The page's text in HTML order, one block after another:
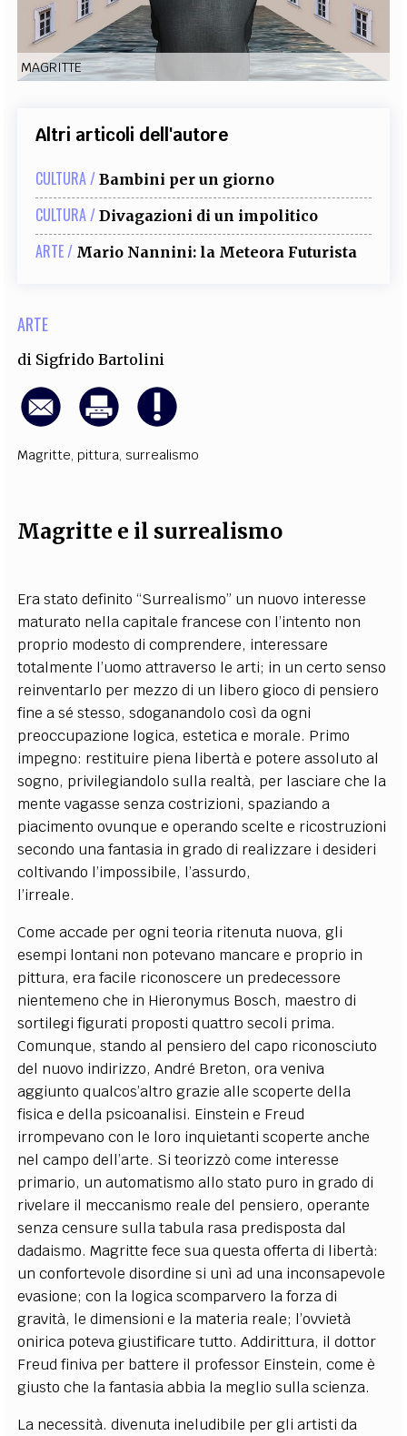
EXTRA
CODICI RUBRICHE LIBRI PROCEEDINGS PUBBLICITÀ CONTATTI
MAGRITTE
Altri articoli dell'autore
CULTURA / Bambini per un giorno
CULTURA / Divagazioni di un impolitico
ARTE / Mario Nannini: la Meteora Futurista
ARTE
di Sigfrido Bartolini
Magritte, pittura,surrealismo
Magritte e il surrealismo
Era stato definito “Surrealismo” un nuovo interesse
maturato nella capitale francese con l’intento non
proprio modesto di comprendere, interessare
totalmente l’uomo attraverso le arti; in un certo senso
reinventarlo per mezzo di un libero gioco di pensiero
fine a sé stesso, sdoganandolo così da ogni
preoccupazione logica, estetica e morale. Primo
impegno: restituire piena libertà e potere assoluto al
sogno, privilegiandolo sulla realtà, per lasciare che la
mente vagasse senza costrizioni, spaziando a
piacimento ovunque e operando scelte e ricostruzioni
secondo una fantasia in grado di realizzare i desideri
coltivando l’impossibile, l’assurdo,
l’irreale.
Come accade per ogni teoria ritenuta nuova, gli
esempi lontani non potevano mancare e proprio in
pittura, era facile riconoscere un predecessore
nientemeno che in Hieronymus Bosch, maestro di
sortilegi figurati proposti quattro secoli prima.
Comunque, stando al pensiero del capo riconosciuto
del nuovo indirizzo, André Breton, ora veniva
aggiunto qualcos’altro grazie alle scoperte della
fisica e della psicoanalisi. Einstein e Freud
irrompevano con le loro inquietanti scoperte anche
nel campo dell’arte. Si teorizzò come interesse
primario, un automatismo allo stato puro in grado di
rivelare il meccanismo reale del pensiero, operante
senza censure sulla tabula rasa predisposta dal
dadaismo. Magritte fece sua questa offerta di libertà:
un confortevole disordine si unì ad una inconsapevole
evasione; con la logica scomparvero la forza di
gravità, le dimensioni e la materia reale; l’ovvietà
onirica poteva giustificare tutto. Addirittura, il dottor
Freud finiva per battere il professor Einstein, come è
giusto che la fantasia abbia la meglio sulla scienza.
La necessità. divenuta ineludibile per gli artisti da